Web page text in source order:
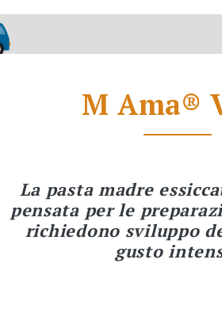
M Ama®
La pasta madre
pensata per le
richiedono sviluppo
gusto